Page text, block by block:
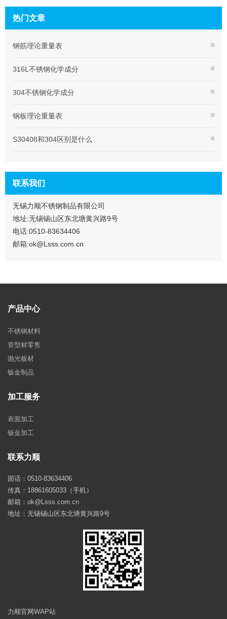
热门文章
钢筋理论重量表
316L不锈钢化学成分
304不锈钢化学成分
钢板理论重量表
S30408和304区别是什么
联系我们
无锡力顺不锈钢制品有限公司
地址:无锡锡山区东北塘黄兴路9号
电话:0510-83634406
邮箱:ok@Lsss.com.cn
产品中心
不锈钢材料
管型材零售
抛光板材
钣金制品
加工服务
表面加工
钣金加工
联系力顺
固话：0510-83634406
传真：18861605033（手机）
邮箱：ok@Lsss.com.cn
地址：无锡锡山区东北塘黄兴路9号
力顺官网WAP站